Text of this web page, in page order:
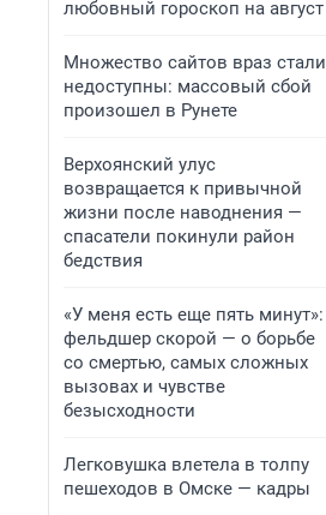
любовный гороскоп на август
Множество сайтов враз стали
недоступны: массовый сбой
произошел в Рунете
Верхоянский улус
возвращается к привычной
жизни после наводнения —
спасатели покинули район
бедствия
«У меня есть еще пять минут»:
фельдшер скорой — о борьбе
со смертью, самых сложных
вызовах и чувстве
безысходности
Легковушка влетела в толпу
пешеходов в Омске — кадры